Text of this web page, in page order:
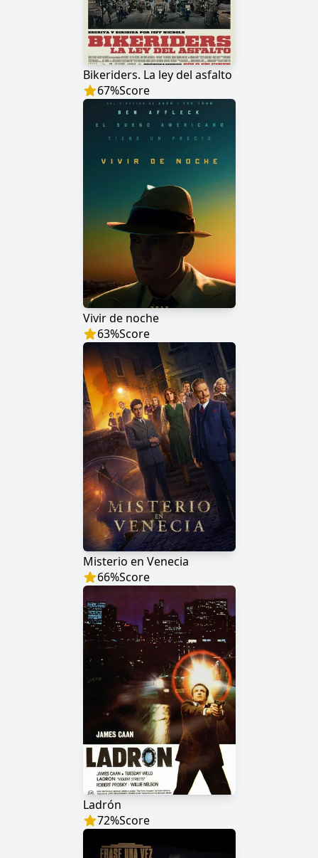
Bikeriders. La ley del asfalto
67%Score
Vivir de noche
63%Score
Misterio en Venecia
66%Score
Ladrón
72%Score